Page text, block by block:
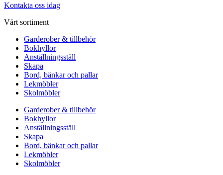
Kontakta oss idag
Vårt sortiment
Garderober & tillbehör
Bokhyllor
Anställningsställ
Skapa
Bord, bänkar och pallar
Lekmöbler
Skolmöbler
Garderober & tillbehör
Bokhyllor
Anställningsställ
Skapa
Bord, bänkar och pallar
Lekmöbler
Skolmöbler